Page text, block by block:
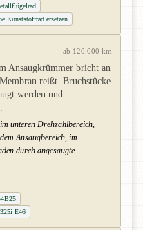
Kunststoffrad ersetzen
ab 120.000 km
Ansaugkrümmer bricht an
reißt. Bruchstücke
werden und
unteren Drehzahlbereich,
Ansaugbereich, im
durch angesaugte
E46